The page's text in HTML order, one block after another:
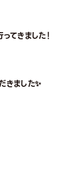
てきました！
きました✨